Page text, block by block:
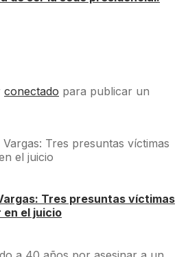
conectado para publicar un
Tres presuntas víctimas
el juicio